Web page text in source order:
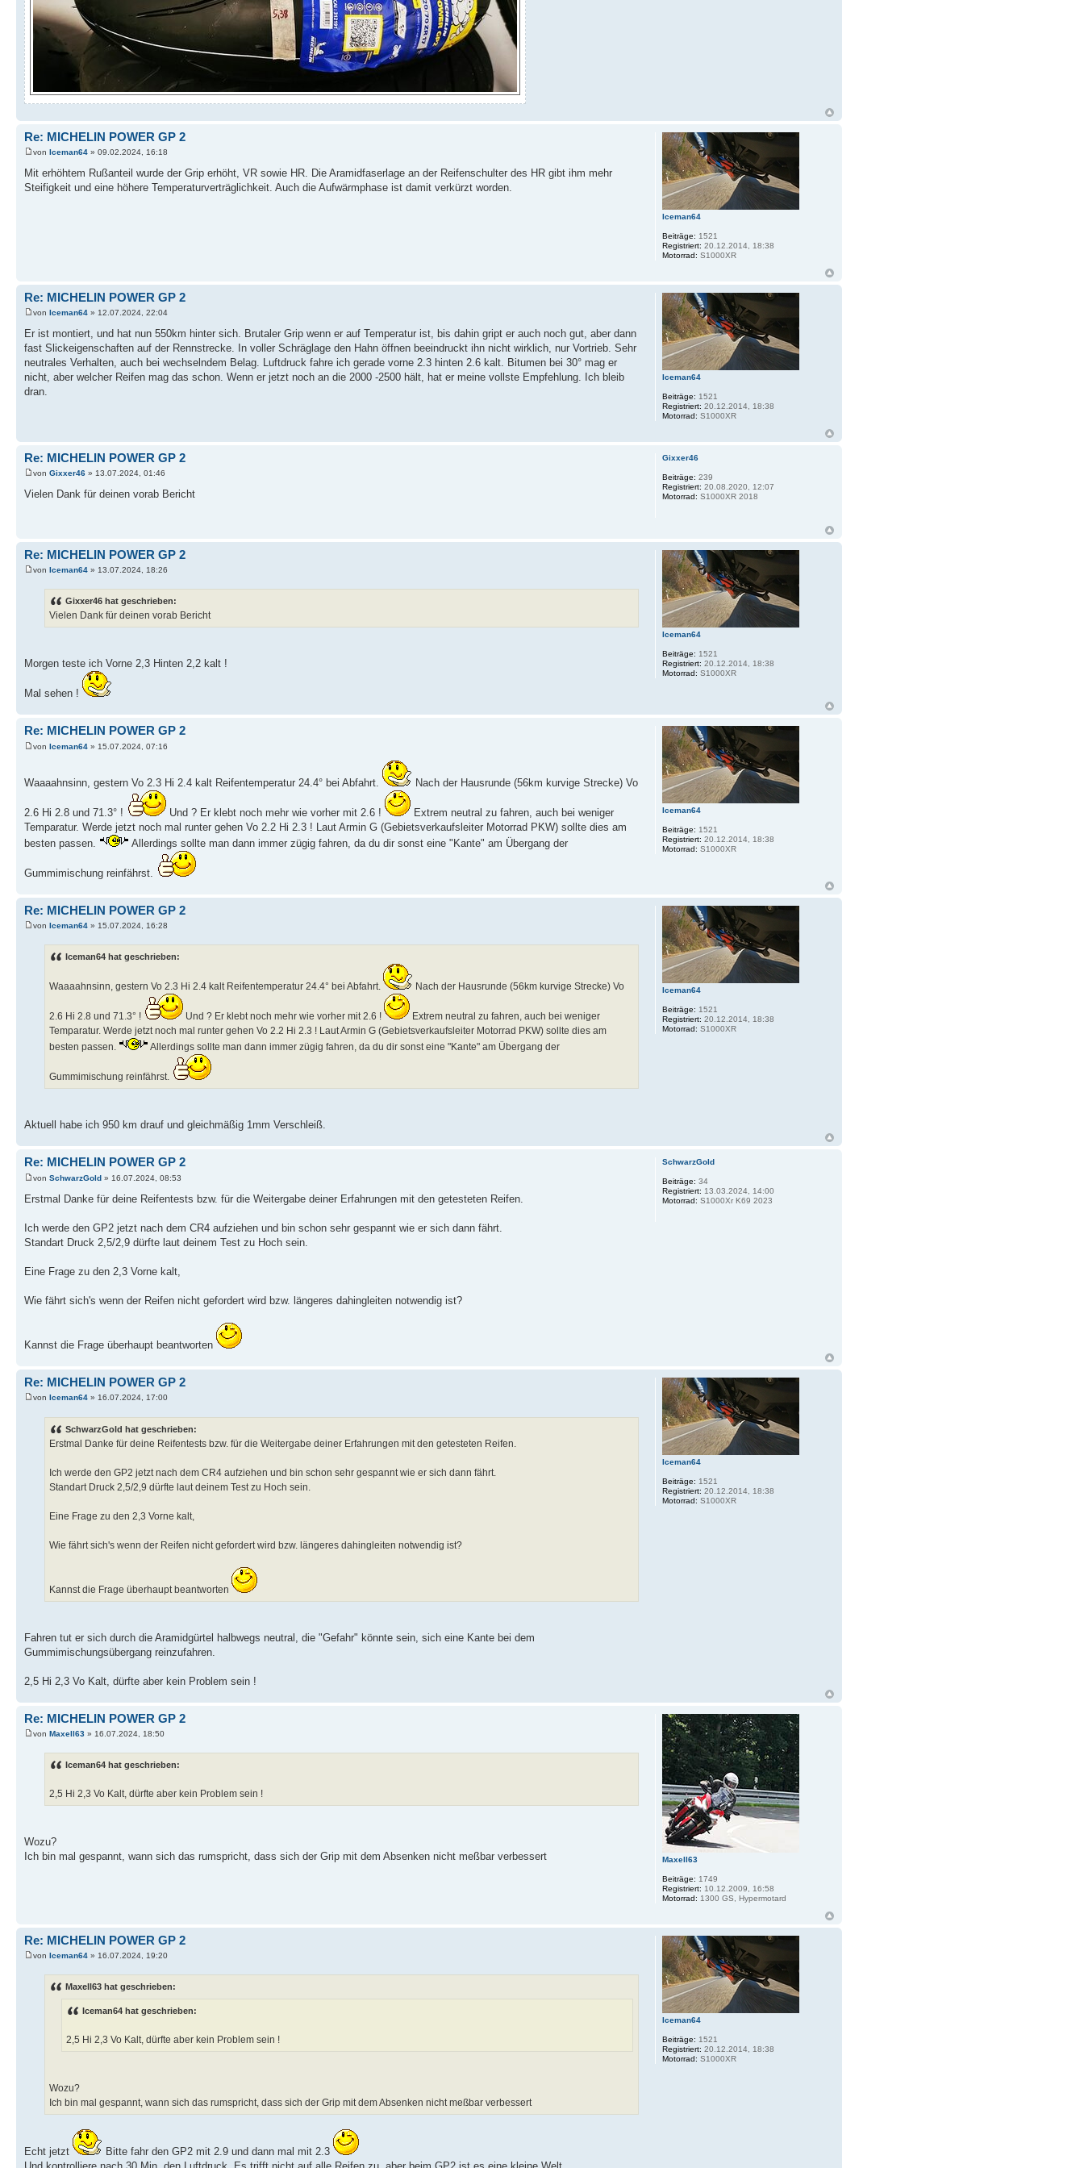
Re: MICHELIN POWER GP 2
von Iceman64 » 09.02.2024, 16:18
Mit erhöhtem Rußanteil wurde der Grip erhöht, VR sowie HR. Die Aramidfaserlage an der Reifenschulter des HR gibt ihm mehr
Steifigkeit und eine höhere Temperaturverträglichkeit. Auch die Aufwärmphase ist damit verkürzt worden.
Iceman64
Beiträge: 1521
Registriert: 20.12.2014, 18:38
Motorrad: S1000XR
Re: MICHELIN POWER GP 2
von Iceman64 » 12.07.2024, 22:04
Er ist montiert, und hat nun 550km hinter sich. Brutaler Grip wenn er auf Temperatur ist, bis dahin gript er auch noch gut, aber dann
fast Slickeigenschaften auf der Rennstrecke. In voller Schräglage den Hahn öffnen beeindruckt ihn nicht wirklich, nur Vortrieb. Sehr
neutrales Verhalten, auch bei wechselndem Belag. Luftdruck fahre ich gerade vorne 2.3 hinten 2.6 kalt. Bitumen bei 30° mag er
nicht, aber welcher Reifen mag das schon. Wenn er jetzt noch an die 2000 -2500 hält, hat er meine vollste Empfehlung. Ich bleib
dran.
Iceman64
Beiträge: 1521
Registriert: 20.12.2014, 18:38
Motorrad: S1000XR
Re: MICHELIN POWER GP 2
von Gixxer46 » 13.07.2024, 01:46
Vielen Dank für deinen vorab Bericht
Gixxer46
Beiträge: 239
Registriert: 20.08.2020, 12:07
Motorrad: S1000XR 2018
Re: MICHELIN POWER GP 2
von Iceman64 » 13.07.2024, 18:26
Gixxer46 hat geschrieben:
Vielen Dank für deinen vorab Bericht
Morgen teste ich Vorne 2,3 Hinten 2,2 kalt !
Mal sehen !
Iceman64
Beiträge: 1521
Registriert: 20.12.2014, 18:38
Motorrad: S1000XR
Re: MICHELIN POWER GP 2
von Iceman64 » 15.07.2024, 07:16
Waaaahnsinn, gestern Vo 2.3 Hi 2.4 kalt Reifentemperatur 24.4° bei Abfahrt. Nach der Hausrunde (56km kurvige Strecke) Vo
2.6 Hi 2.8 und 71.3° ! Und ? Er klebt noch mehr wie vorher mit 2.6 !
Extrem neutral zu fahren, auch bei weniger
Temparatur. Werde jetzt noch mal runter gehen Vo 2.2 Hi 2.3 ! Laut Armin G (Gebietsverkaufsleiter Motorrad PKW) sollte dies am
besten passen.
Allerdings sollte man dann immer zügig fahren, da du dir sonst eine "Kante" am Übergang der
Gummimischung reinfährst.
Iceman64
Beiträge: 1521
Registriert: 20.12.2014, 18:38
Motorrad: S1000XR
Re: MICHELIN POWER GP 2
von Iceman64 » 15.07.2024, 16:28
Iceman64 hat geschrieben:
Waaaahnsinn, gestern Vo 2.3 Hi 2.4 kalt Reifentemperatur 24.4° bei Abfahrt. Nach der Hausrunde (56km kurvige Strecke) Vo
2.6 Hi 2.8 und 71.3° ! Und ? Er klebt noch mehr wie vorher mit 2.6 !
Extrem neutral zu fahren, auch bei weniger
Temparatur. Werde jetzt noch mal runter gehen Vo 2.2 Hi 2.3 ! Laut Armin G (Gebietsverkaufsleiter Motorrad PKW) sollte dies am
besten passen.
Allerdings sollte man dann immer zügig fahren, da du dir sonst eine "Kante" am Übergang der
Gummimischung reinfährst.
Aktuell habe ich 950 km drauf und gleichmäßig 1mm Verschleiß.
Iceman64
Beiträge: 1521
Registriert: 20.12.2014, 18:38
Motorrad: S1000XR
Re: MICHELIN POWER GP 2
von SchwarzGold » 16.07.2024, 08:53
Erstmal Danke für deine Reifentests bzw. für die Weitergabe deiner Erfahrungen mit den getesteten Reifen.
Ich werde den GP2 jetzt nach dem CR4 aufziehen und bin schon sehr gespannt wie er sich dann fährt.
Standart Druck 2,5/2,9 dürfte laut deinem Test zu Hoch sein.
Eine Frage zu den 2,3 Vorne kalt,
Wie fährt sich's wenn der Reifen nicht gefordert wird bzw. längeres dahingleiten notwendig ist?
Kannst die Frage überhaupt beantworten
SchwarzGold
Beiträge: 34
Registriert: 13.03.2024, 14:00
Motorrad: S1000Xr K69 2023
Re: MICHELIN POWER GP 2
von Iceman64 » 16.07.2024, 17:00
SchwarzGold hat geschrieben:
Erstmal Danke für deine Reifentests bzw. für die Weitergabe deiner Erfahrungen mit den getesteten Reifen.
Ich werde den GP2 jetzt nach dem CR4 aufziehen und bin schon sehr gespannt wie er sich dann fährt.
Standart Druck 2,5/2,9 dürfte laut deinem Test zu Hoch sein.
Eine Frage zu den 2,3 Vorne kalt,
Wie fährt sich's wenn der Reifen nicht gefordert wird bzw. längeres dahingleiten notwendig ist?
Kannst die Frage überhaupt beantworten
Fahren tut er sich durch die Aramidgürtel halbwegs neutral, die "Gefahr" könnte sein, sich eine Kante bei dem
Gummimischungsübergang reinzufahren.
2,5 Hi 2,3 Vo Kalt, dürfte aber kein Problem sein !
Iceman64
Beiträge: 1521
Registriert: 20.12.2014, 18:38
Motorrad: S1000XR
Re: MICHELIN POWER GP 2
von Maxell63 » 16.07.2024, 18:50
Iceman64 hat geschrieben:
2,5 Hi 2,3 Vo Kalt, dürfte aber kein Problem sein !
Wozu?
Ich bin mal gespannt, wann sich das rumspricht, dass sich der Grip mit dem Absenken nicht meßbar verbessert
Maxell63
Beiträge: 1749
Registriert: 10.12.2009, 16:58
Motorrad: 1300 GS, Hypermotard
Re: MICHELIN POWER GP 2
von Iceman64 » 16.07.2024, 19:20
Maxell63 hat geschrieben:
Iceman64 hat geschrieben:
2,5 Hi 2,3 Vo Kalt, dürfte aber kein Problem sein !
Wozu?
Ich bin mal gespannt, wann sich das rumspricht, dass sich der Grip mit dem Absenken nicht meßbar verbessert
Echt jetzt
Bitte fahr den GP2 mit 2.9 und dann mal mit 2.3
Iceman64
Beiträge: 1521
Registriert: 20.12.2014, 18:38
Motorrad: S1000XR